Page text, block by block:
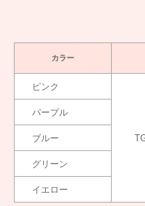
カラー
ピンク
パープル
ブルー
グリーン
イエロー